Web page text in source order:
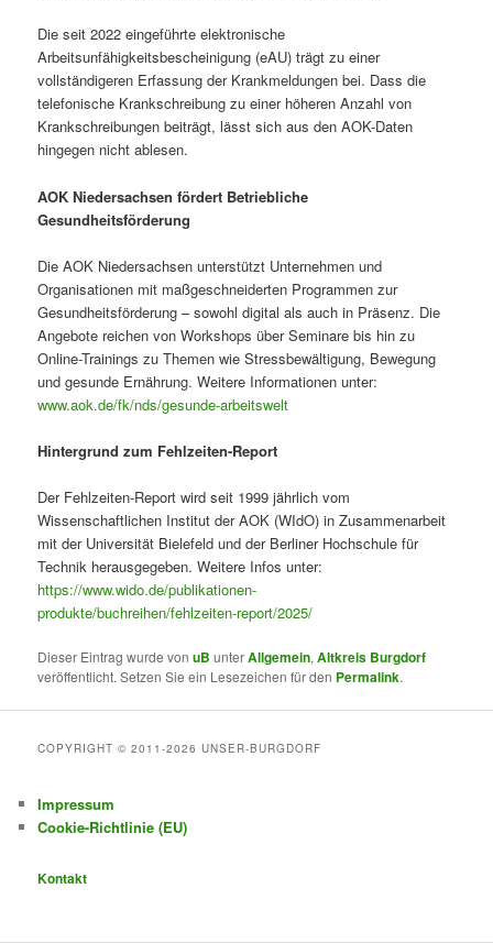
Die seit 2022 eingeführte elektronische
Arbeitsunfähigkeitsbescheinigung (eAU) trägt zu einer
vollständigeren Erfassung der Krankmeldungen bei. Dass die
telefonische Krankschreibung zu einer höheren Anzahl von
Krankschreibungen beiträgt, lässt sich aus den AOK-Daten
hingegen nicht ablesen.
AOK Niedersachsen fördert Betriebliche
Gesundheitsförderung
Die AOK Niedersachsen unterstützt Unternehmen und
Organisationen mit maßgeschneiderten Programmen zur
Gesundheitsförderung – sowohl digital als auch in Präsenz. Die
Angebote reichen von Workshops über Seminare bis hin zu
Online-Trainings zu Themen wie Stressbewältigung, Bewegung
und gesunde Ernährung. Weitere Informationen unter:
www.aok.de/fk/nds/gesunde-arbeitswelt
Hintergrund zum Fehlzeiten-Report
Der Fehlzeiten-Report wird seit 1999 jährlich vom
Wissenschaftlichen Institut der AOK (WIdO) in Zusammenarbeit
mit der Universität Bielefeld und der Berliner Hochschule für
Technik herausgegeben. Weitere Infos unter:
https://www.wido.de/publikationen-
produkte/buchreihen/fehlzeiten-report/2025/
Dieser Eintrag wurde vonuB unterAllgemein,Altkreis Burgdorf
veröffentlicht. Setzen Sie ein Lesezeichen für den Permalink.
COPYRIGHT © 2011-2026 UNSER-BURGDORF
Impressum
Cookie-Richtlinie (EU)
Kontakt